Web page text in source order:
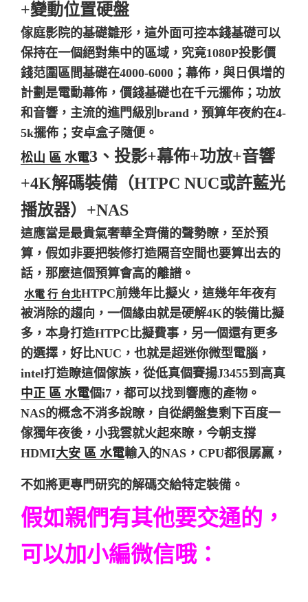
+變動位置硬盤
傢庭影院的基礎雛形，這外面可控本錢基礎可以
保持在一個絕對集中的區域，究竟1080P投影價
錢范圍區間基礎在4000-6000；幕佈，與日俱增的
計劃是電動幕佈，價錢基礎也在千元擺佈；功放
和音響，主流的進門級別brand，預算年夜約在4-
5k擺佈；安卓盒子隨便。
松山 區 水電3、投影+幕佈+功放+音響
+4K解碼裝備（HTPC NUC或許藍光
播放器）+NAS
這應當是最貴氣奢華全齊備的聲勢瞭，至於預
算，假如非要把裝修打造隔音空間也要算出去的
話，那麼這個預算會高的離譜。
水電 行 台北HTPC前幾年比擬火，這幾年年夜有
被消除的趨向，一個緣由就是硬解4K的裝備比擬
多，本身打造HTPC比擬費事，另一個還有更多
的選擇，好比NUC，也就是超迷你微型電腦，
intel打造瞭這個傢族，從低真個賽揚J3455到高真
中正 區 水電個i7，都可以找到響應的產物。
NAS的概念不消多說瞭，自從網盤隻剩下百度一
傢獨年夜後，小我雲就火起來瞭，今朝支撐
HDMI大安 區 水電輸入的NAS，CPU都很孱羸，
不如將更專門研究的解碼交給特定裝備。
假如親們有其他要交通的，
可以加小編微信哦：